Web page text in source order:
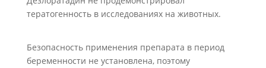
тератогенность в исследованиях на животных.
Безопасность применения препарата в период
беременности не установлена, поэтому